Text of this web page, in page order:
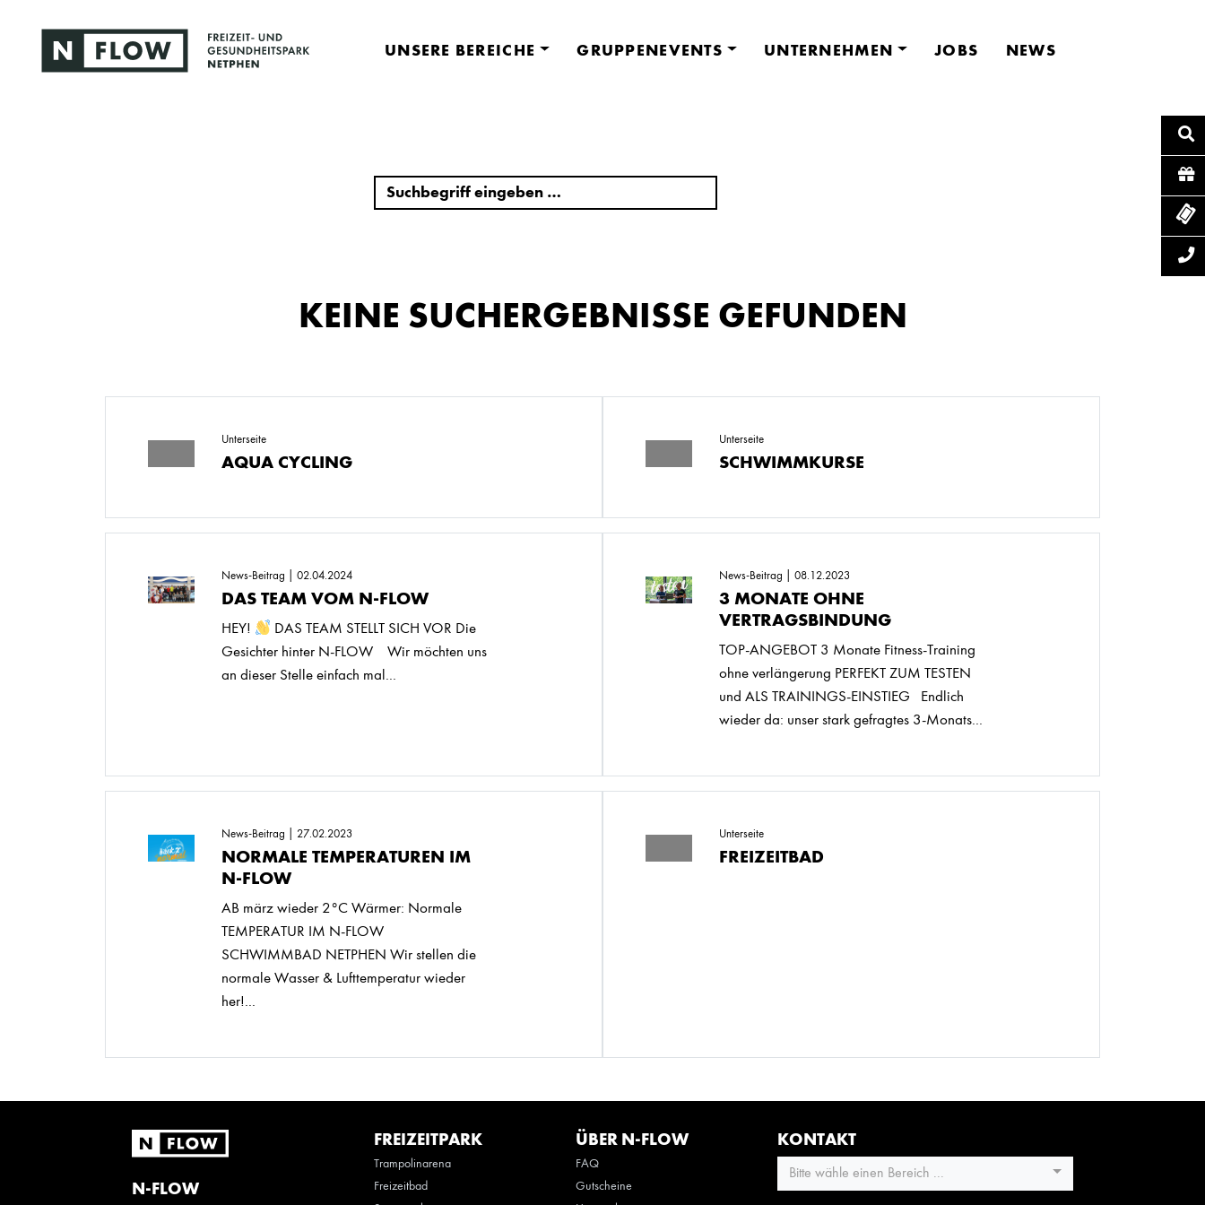
UNSERE BEREICHE GRUPPENEVENTS UNTERNEHMEN JOBS NEWS
KEINE SUCHERGEBNISSE GEFUNDEN
Unterseite
AQUA CYCLING
Unterseite
SCHWIMMKURSE
News-Beitrag | 02.04.2024
DAS TEAM VOM N-FLOW
HEY!
DAS TEAM STELLT SICH VOR Die
Gesichter hinter N-FLOW Wir möchten uns
an dieser Stelle einfach mal...
News-Beitrag | 08.12.2023
3 MONATE OHNE
VERTRAGSBINDUNG
TOP-ANGEBOT 3 Monate Fitness-Training
ohne verlängerung PERFEKT ZUM TESTEN
und ALS TRAININGS-EINSTIEG Endlich
wieder da: unser stark gefragtes 3-Monats...
News-Beitrag | 27.02.2023
NORMALE TEMPERATUREN IM
N-FLOW
AB märz wieder 2°C Wärmer: Normale
TEMPERATUR IM N-FLOW
SCHWIMMBAD NETPHEN Wir stellen die
normale Wasser & Lufttemperatur wieder
her!...
Unterseite
FREIZEITBAD
N-FLOW
FREIZEITPARK
Trampolinarena
Freizeitbad
ÜBER N-FLOW
FAQ
Gutscheine
KONTAKT
Bitte wähle einen Bereich ...